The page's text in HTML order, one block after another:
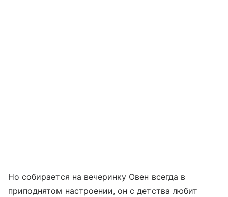
Но собирается на вечеринку Овен всегда в
приподнятом настроении, он с детства любит